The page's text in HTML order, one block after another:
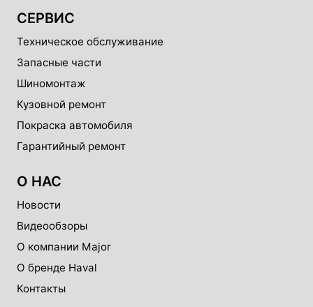
СЕРВИС
Техническое обслуживание
Запасные части
Шиномонтаж
Кузовной ремонт
Покраска автомобиля
Гарантийный ремонт
О НАС
Новости
Видеообзоры
О компании Major
О бренде Haval
Контакты